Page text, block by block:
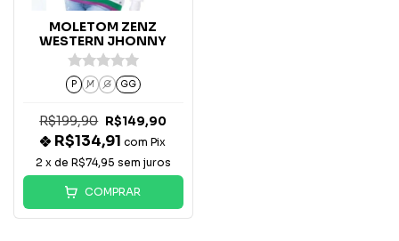
MOLETOM ZENZ
WESTERN JHONNY
P M G GG
R$199,90 R$149,90
R$134,91com Pix
2 x de R$74,95 sem juros
COMPRAR